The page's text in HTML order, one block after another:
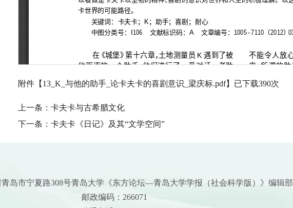
附件【 13_K_与他的助手_论卡夫卡的喜剧意识_梁庆标.pdf】已下载390次
上一条： 卡夫卡与古希腊文化
下一条： 卡夫卡《日记》及其“文学空间”
岛市宁夏路308号青岛大学《东方论坛—青岛大学学报（社会科学版）》编辑部
邮政编码：266071